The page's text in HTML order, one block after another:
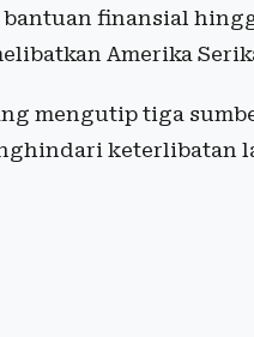
finansial
Amerika
mengutip tiga
keterlibatan